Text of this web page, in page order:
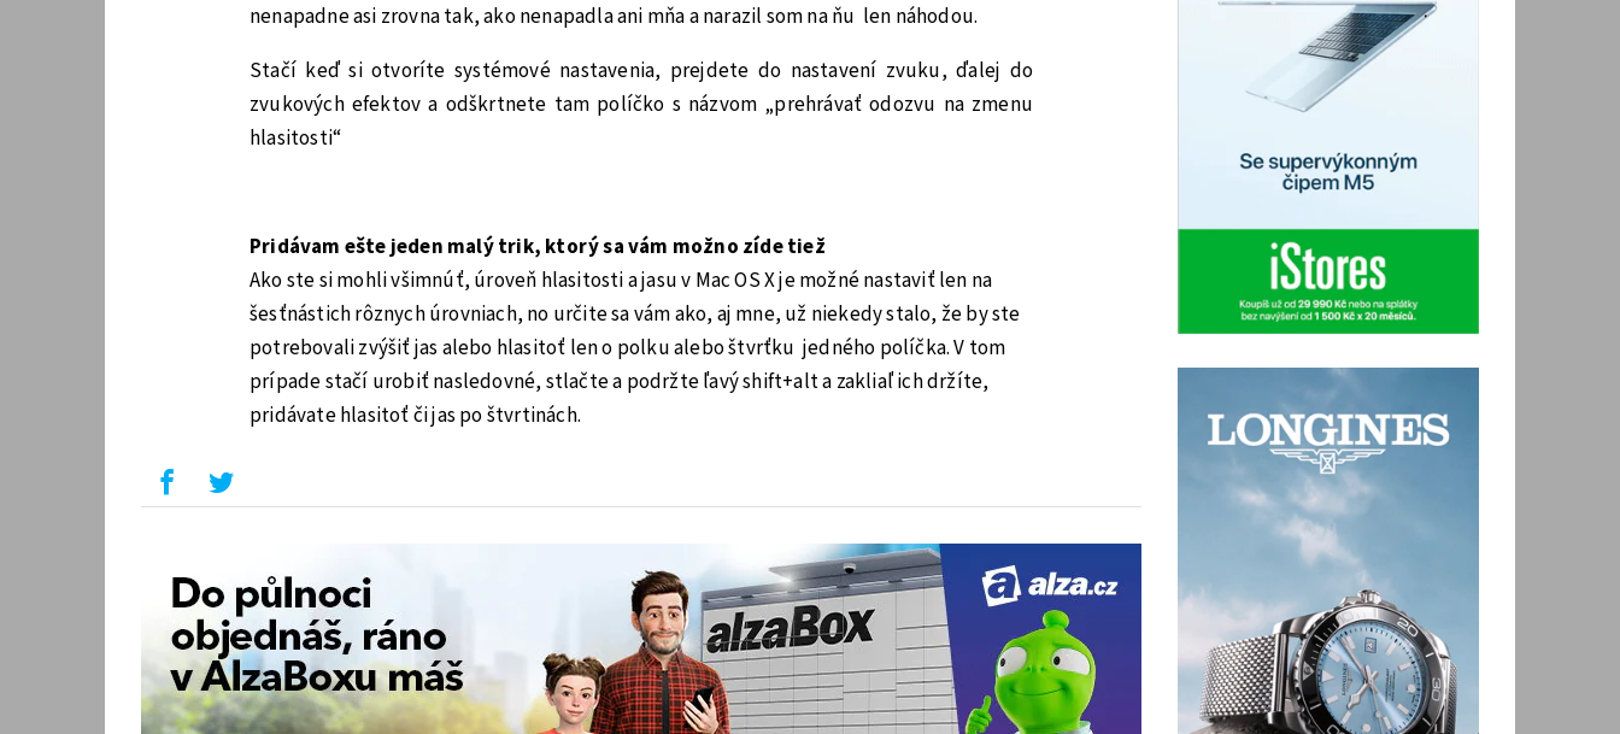
nenapadne asi zrovna tak, ako nenapadla ani mňa a narazil som na ňu len náhodou.
Stačí keď si otvoríte systémové nastavenia, prejdete do nastavení zvuku, ďalej do
zvukových efektov a odškrtnete tam políčko s názvom „prehrávať odozvu na zmenu
hlasitosti“
Pridávam ešte jeden malý trik, ktorý sa vám možno zíde tiež
Ako ste si mohli všimnúť, úroveň hlasitosti a jasu v Mac OS X je možné nastaviť len na
šesťnástich rôznych úrovniach, no určite sa vám ako, aj mne, už niekedy stalo, že by ste
potrebovali zvýšiť jas alebo hlasitoť len o polku alebo štvrťku jedného políčka. V tom
prípade stačí urobiť nasledovné, stlačte a podržte ľavý shift+alt a zakliaľ ich držíte,
pridávate hlasitoť či jas po štvrtinách.